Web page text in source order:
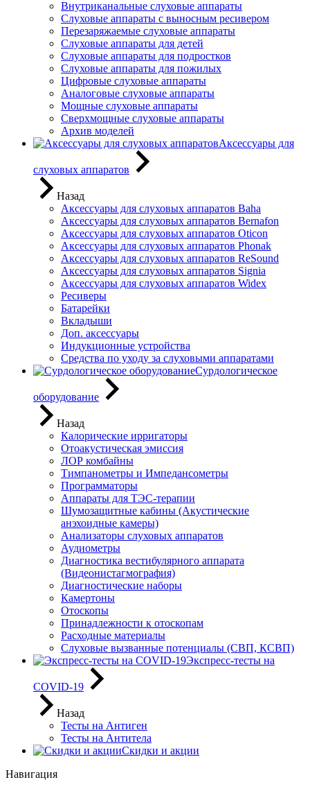
Внутриканальные слуховые аппараты
Слуховые аппараты с выносным ресивером
Перезаряжаемые слуховые аппараты
Слуховые аппараты для детей
Слуховые аппараты для подростков
Слуховые аппараты для пожилых
Цифровые слуховые аппараты
Аналоговые слуховые аппараты
Мощные слуховые аппараты
Сверхмощные слуховые аппараты
Архив моделей
Аксессуары для
слуховых аппаратов
Назад
Аксессуары для слуховых аппаратов Baha
Аксессуары для слуховых аппаратов Bernafon
Аксессуары для слуховых аппаратов Oticon
Аксессуары для слуховых аппаратов Phonak
Аксессуары для слуховых аппаратов ReSound
Аксессуары для слуховых аппаратов Signia
Аксессуары для слуховых аппаратов Widex
Ресиверы
Батарейки
Вкладыши
Доп. аксессуары
Индукционные устройства
Средства по уходу за слуховыми аппаратами
Сурдологическое
оборудование
Назад
Калорические ирригаторы
Отоакустическая эмиссия
ЛОР комбайны
Тимпанометры и Импедансометры
Программаторы
Аппараты для ТЭС-терапии
Шумозащитные кабины (Акустические
анэхоидные камеры)
Анализаторы слуховых аппаратов
Аудиометры
Диагностика вестибулярного аппарата
(Видеонистагмография)
Диагностические наборы
Камертоны
Отоскопы
Принадлежности к отоскопам
Расходные материалы
Слуховые вызванные потенциалы (СВП, КСВП)
Экспресс-тесты на
COVID-19
Назад
Тесты на Антиген
Тесты на Антитела
Скидки и акции
Навигация